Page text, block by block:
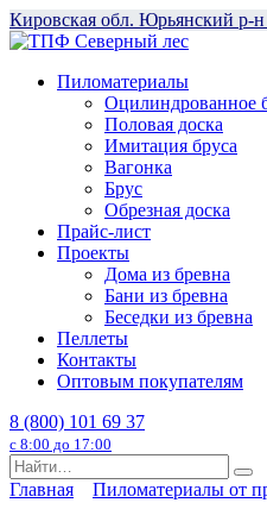
Перейти
к
Кировская обл. Юрьянский
Пиломатериалы
Оцилиндрованное
Половая доска
Имитация бруса
Вагонка
Брус
Обрезная доска
Прайс-лист
Проекты
Дома из бревна
Бани из бревна
Беседки из бревна
Пеллеты
Контакты
Оптовым покупателям
8 (800) 101 69 37
с 8:00 до 17:00
Search
for:
Главная Пиломатериалы от